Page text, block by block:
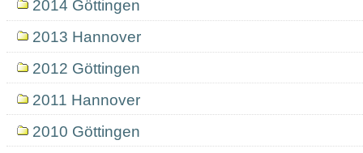
2014 Göttingen
2013 Hannover
2012 Göttingen
2011 Hannover
2010 Göttingen